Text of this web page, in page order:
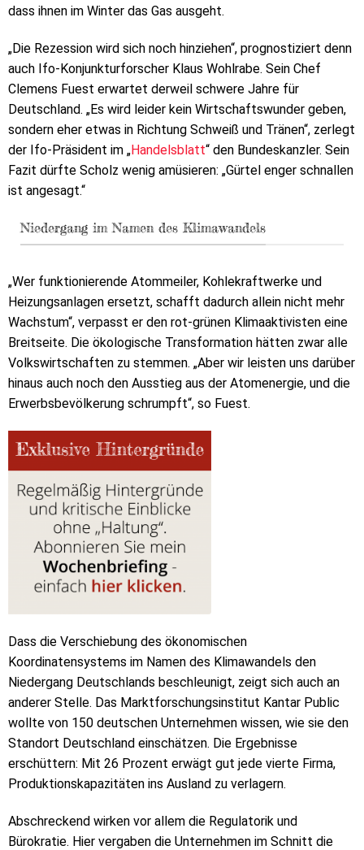
dass ihnen im Winter das Gas ausgeht.
„Die Rezession wird sich noch hinziehen“, prognostiziert denn
auch Ifo-Konjunkturforscher Klaus Wohlrabe. Sein Chef
Clemens Fuest erwartet derweil schwere Jahre für
Deutschland. „Es wird leider kein Wirtschaftswunder geben,
sondern eher etwas in Richtung Schweiß und Tränen“, zerlegt
der Ifo-Präsident im „Handelsblatt“ den Bundeskanzler. Sein
Fazit dürfte Scholz wenig amüsieren: „Gürtel enger schnallen
ist angesagt.“
Niedergang im Namen des Klimawandels
„Wer funktionierende Atommeiler, Kohlekraftwerke und
Heizungsanlagen ersetzt, schafft dadurch allein nicht mehr
Wachstum“, verpasst er den rot-grünen Klimaaktivisten eine
Breitseite. Die ökologische Transformation hätten zwar alle
Volkswirtschaften zu stemmen. „Aber wir leisten uns darüber
hinaus auch noch den Ausstieg aus der Atomenergie, und die
Erwerbsbevölkerung schrumpft“, so Fuest.
Dass die Verschiebung des ökonomischen
Koordinatensystems im Namen des Klimawandels den
Niedergang Deutschlands beschleunigt, zeigt sich auch an
anderer Stelle. Das Marktforschungsinstitut Kantar Public
wollte von 150 deutschen Unternehmen wissen, wie sie den
Standort Deutschland einschätzen. Die Ergebnisse
erschüttern: Mit 26 Prozent erwägt gut jede vierte Firma,
Produktionskapazitäten ins Ausland zu verlagern.
Abschreckend wirken vor allem die Regulatorik und
Bürokratie. Hier vergaben die Unternehmen im Schnitt die